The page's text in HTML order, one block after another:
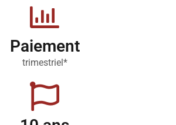
Paiement​
trimestriel*​